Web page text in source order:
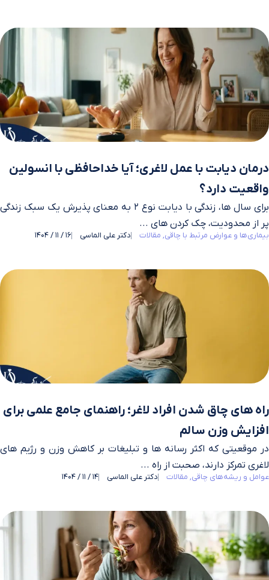
درمان دیابت با عمل لاغری؛ آیا خداحافظی با انسولین
واقعیت دارد؟
برای سال‌ ها، زندگی با دیابت نوع ۲ به معنای پذیرش یک سبک زندگی
پر از محدودیت، چک کردن‌ های ...
بیماری‌ها و عوارض مرتبط با چاقی مقالات دکتر علی الماسی 16 / 11 / 1404
راه های چاق شدن افراد لاغر؛ راهنمای جامع علمی برای
افزایش وزن سالم
در موقعیتی که اکثر رسانه‌ ها و تبلیغات بر کاهش وزن و رژیم‌ های
لاغری تمرکز دارند، صحبت از راه ...
عوامل و ریشه‌های چاقی مقالات دکتر علی الماسی 14 / 11 / 1404